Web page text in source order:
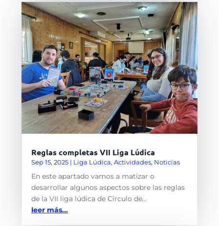
Reglas completas VII Liga Lúdica
Sep 15, 2025| Liga Lúdica, Actividades, Noticias
En este apartado vamos a matizar o
desarrollar algunos aspectos sobre las reglas
de la VII liga lúdica de Círculo de...
leer más...